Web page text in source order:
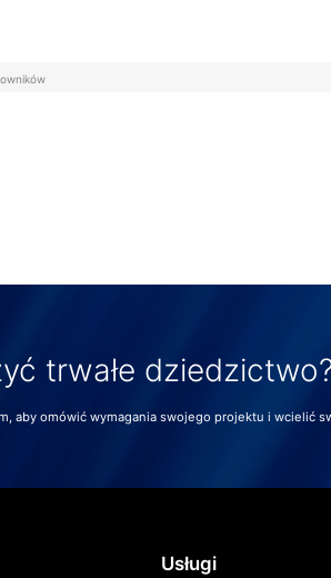
trwałe
aby omówić wymagania swojego projektu i wcielić
Usługi